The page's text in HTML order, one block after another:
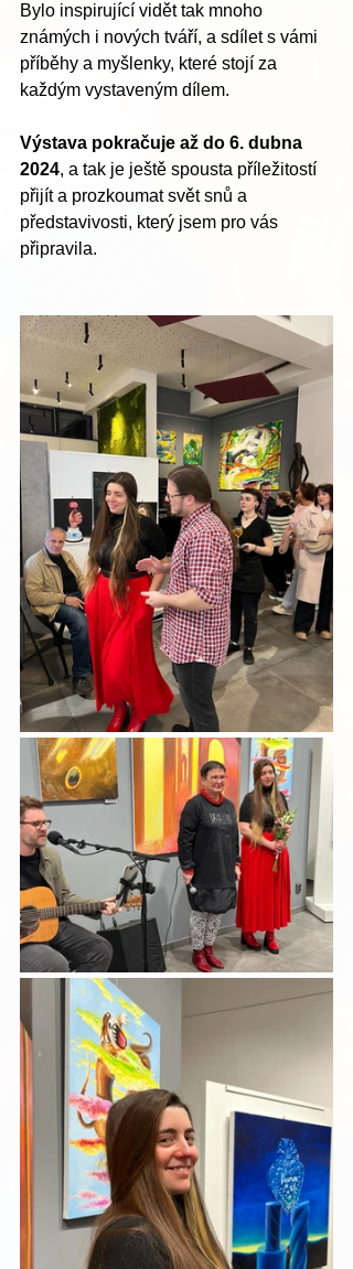
Bylo inspirující vidět tak mnoho
známých i nových tváří, a sdílet s vámi
příběhy a myšlenky, které stojí za
každým vystaveným dílem.
Výstava pokračuje až do 6. dubna
2024, a tak je ještě spousta příležitostí
přijít a prozkoumat svět snů a
představivosti, který jsem pro vás
připravila.